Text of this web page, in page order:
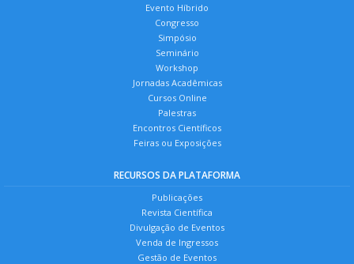
Evento Híbrido
Congresso
Simpósio
Seminário
Workshop
Jornadas Acadêmicas
Cursos Online
Palestras
Encontros Científicos
Feiras ou Exposições
RECURSOS DA PLATAFORMA
Publicações
Revista Científica
Divulgação de Eventos
Venda de Ingressos
Gestão de Eventos